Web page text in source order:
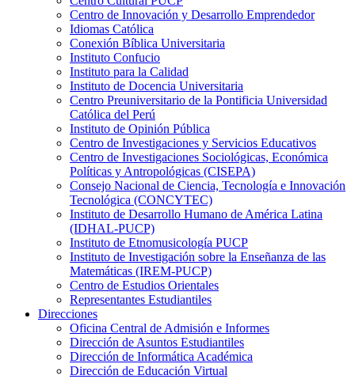
Centro de Innovación y Desarrollo Emprendedor
Idiomas Católica
Conexión Bíblica Universitaria
Instituto Confucio
Instituto para la Calidad
Instituto de Docencia Universitaria
Centro Preuniversitario de la Pontificia Universidad
Católica del Perú
Instituto de Opinión Pública
Centro de Investigaciones y Servicios Educativos
Centro de Investigaciones Sociológicas, Económica
Políticas y Antropológicas (CISEPA)
Consejo Nacional de Ciencia, Tecnología e Innovación
Tecnológica (CONCYTEC)
Instituto de Desarrollo Humano de América Latina
(IDHAL-PUCP)
Instituto de Etnomusicología PUCP
Instituto de Investigación sobre la Enseñanza de las
Matemáticas (IREM-PUCP)
Centro de Estudios Orientales
Representantes Estudiantiles
Direcciones
Oficina Central de Admisión e Informes
Dirección de Asuntos Estudiantiles
Dirección de Informática Académica
Dirección de Educación Virtual